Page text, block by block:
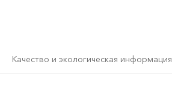
Качество и экологическая информация